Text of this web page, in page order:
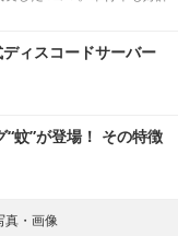
ィスコードサーバー
“蚊”が登場！ その特徴
真・画像